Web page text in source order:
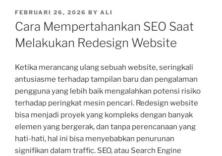
POSTED
ON
FEBRUARI 26, 2026 BY ALI
Cara Mempertahankan SEO Saat
Melakukan Redesign Website
Ketika merancang ulang sebuah website, seringkali
antusiasme terhadap tampilan baru dan pengalaman
pengguna yang lebih baik mengalahkan potensi risiko
terhadap peringkat mesin pencari. Redesign website
bisa menjadi proyek yang kompleks dengan banyak
elemen yang bergerak, dan tanpa perencanaan yang
hati-hati, hal ini bisa menyebabkan penurunan
signifikan dalam traffic. SEO, atau Search Engine